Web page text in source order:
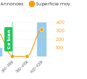
360-380k380-400k400-420k
Ce bien
400
300
200
100
Annonces Superficie moy.